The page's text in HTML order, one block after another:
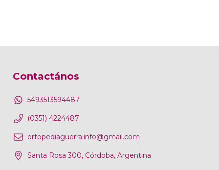
Contactános
5493513594487
(0351) 4224487
ortopediaguerra.info@gmail.com
Santa Rosa 300, Córdoba, Argentina